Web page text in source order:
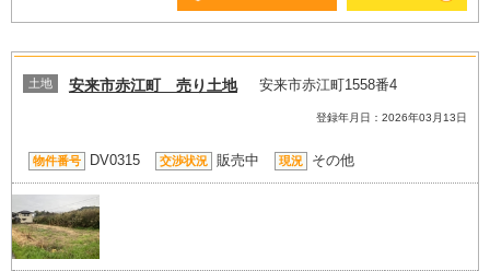
土地 安来市赤江町 売り土地 安来市赤江町1558番4
登録年月日：2026年03月13日
物件番号 DV0315 交渉状況 販売中 現況 その他